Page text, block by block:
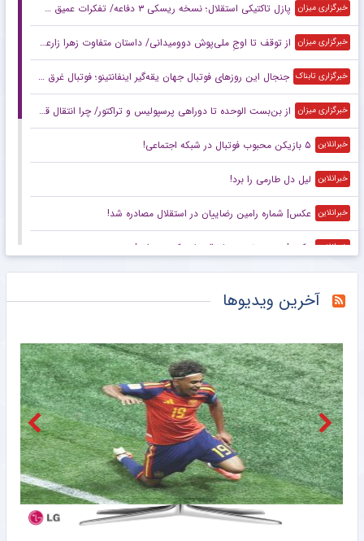
خبرگزاری میزان پازل تاکتیکی استقلال؛ نسخه ریسکی ۳ دفاعه/ تفکرات عمیق سهراب با اسکواد کم‌عمق
خبرگزاری میزان از توقف تا اوجِ ملی‌پوش دوومیدانی/ داستان متفاوت زهرا زارعی در آستانه ناگویا
خبرگزاری تابناک جنجال این روزهای فوتبال جهان یقه‌گیر اینفانتینو؛ فوتبال غرق در اقتصاد
خبرگزاری میزان از بن‌بست الوحده تا دوراهی پرسپولیس و تراکتور/ چرا انتقال قربانی در هاله‌ای از ابهام است؟
خبرانلاین ۵ بازیکن محبوب فوتبال در شبکه اجتماعی!
خبرانلاین لیل دل طارمی را برد!
خبرانلاین عکس| شماره رامین رضاییان در استقلال مصادره شد!
خبرانلاین عکس| عجیب ترین جام قهرمانی که دیده‌اید!
خبرگزاری مهر حماسه مردم زاهدان در صد و شصتمین شب دلدادگی
خبرگزاری مهر صد و شصت و یکمین شب تجمعات مردم کرج
خبرگزاری مهر قرار صد و شصت و یکم مردم لنگرود در میدان
خبرگزاری مهر واکنش عربستان و قطر به بیانیه شورای امنیت درباره یمن
آخرین ویدیوها